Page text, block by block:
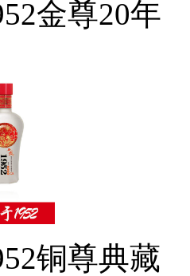
金尊20年
铜尊典藏